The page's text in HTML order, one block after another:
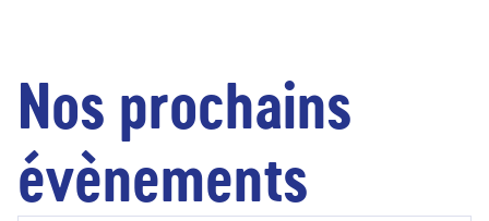
Nos prochains
évènements